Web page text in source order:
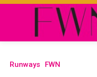
Runways FWN